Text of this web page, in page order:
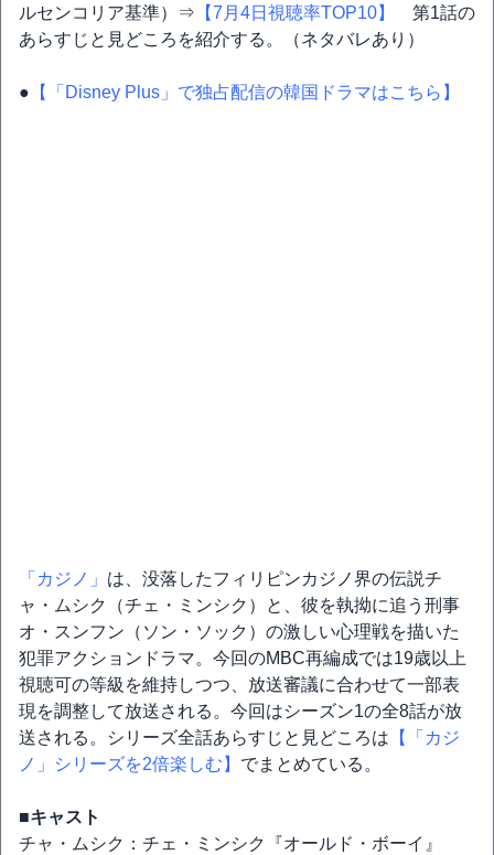
ルセンコリア基準）⇒ 【7月4日視聴率TOP10】
第1話の
あらすじと見どころを紹介する。（ネタバレあり）
● 【「Disney Plus」で独占配信の韓国ドラマはこちら】
「カジノ」 は、没落したフィリピンカジノ界の伝説チ
ャ・ムシク（チェ・ミンシク）と、彼を執拗に追う刑事
オ・スンフン（ソン・ソック）の激しい心理戦を描いた
犯罪アクションドラマ。今回のMBC再編成では19歳以上
視聴可の等級を維持しつつ、放送審議に合わせて一部表
現を調整して放送される。今回はシーズン1の全8話が放
送される。シリーズ全話あらすじと見どころは 【「カジ
ノ」シリーズを2倍楽しむ】 でまとめている。
■キャスト
チャ・ムシク：チェ・ミンシク『オールド・ボーイ』